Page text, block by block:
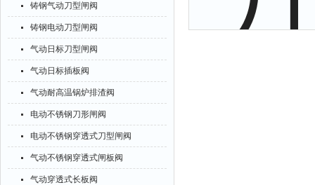
铸钢气动刀型闸阀
铸钢电动刀型闸阀
气动日标刀型闸阀
气动日标插板阀
气动耐高温锅炉排渣阀
电动不锈钢刀形闸阀
电动不锈钢穿透式刀型闸阀
气动不锈钢穿透式闸板阀
气动穿透式长板阀